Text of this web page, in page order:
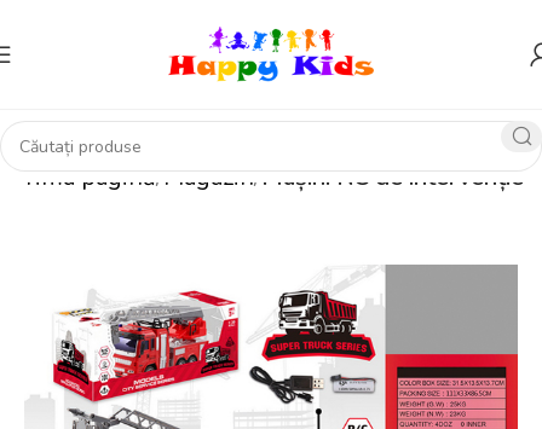
Prima pagină Magazin Mașini RC de intervenție